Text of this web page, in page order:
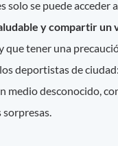
solo se puede acceder a
y compartir un
que tener una
deportistas de
medio desconocido,